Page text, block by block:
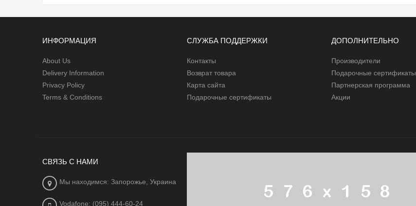
ИНФОРМАЦИЯ
About Us
Delivery Information
Privacy Policy
Terms & Conditions
СЛУЖБА ПОДДЕРЖКИ
Контакты
Возврат товара
Карта сайта
Подарочные сертификаты
ДОПОЛНИТЕЛЬНО
Производители
Подарочные сертификаты
Партнерская программа
Акции
СВЯЗЬ С НАМИ
Мы находимся: Запорожье, Украина
Vodafone: (095) 444-60-24